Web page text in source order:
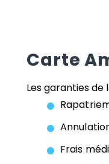
Carte
Les garanties de
Frais